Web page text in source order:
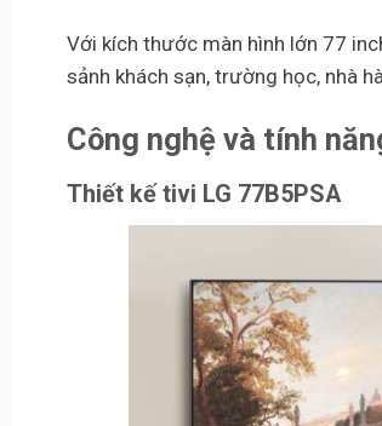
Với kích thước màn hình lớn 77
sảnh khách sạn, trường học, nhà
Công nghệ và tính
Thiết kế tivi LG 77B5PSA